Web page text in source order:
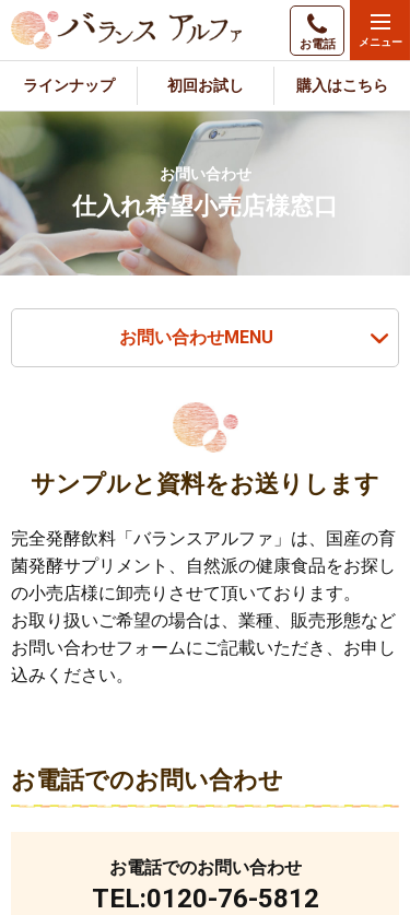
お電話
ラインナップ 初回お試し 購入はこちら
お問い合わせ
仕入れ希望小売店様窓口
お問い合わせMENU
サンプルと資料をお送りします
完全発酵飲料「バランスアルファ」は、国産の育
菌発酵サプリメント、自然派の健康食品をお探し
の小売店様に卸売りさせて頂いております。
お取り扱いご希望の場合は、業種、販売形態など
お問い合わせフォームにご記載いただき、お申し
込みください。
お電話でのお問い合わせ
お電話でのお問い合わせ
TEL:0120-76-5812